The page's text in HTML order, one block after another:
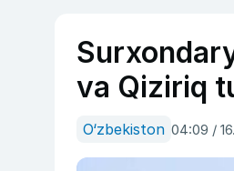
va Qiziriq
O‘zbekiston 04:09 /